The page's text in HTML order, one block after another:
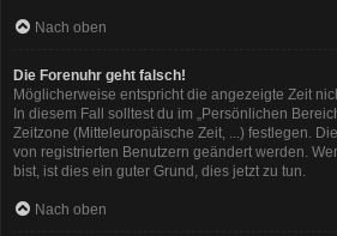
Nach oben
Die Forenuhr geht falsch!
Möglicherweise entspricht die angezeigte Zeit
In diesem Fall solltest du im „Persönlichen
Zeitzone (Mitteleuropäische Zeit, ...) festlegen.
von registrierten Benutzern geändert werden.
bist, ist dies ein guter Grund, dies jetzt zu tun.
Nach oben